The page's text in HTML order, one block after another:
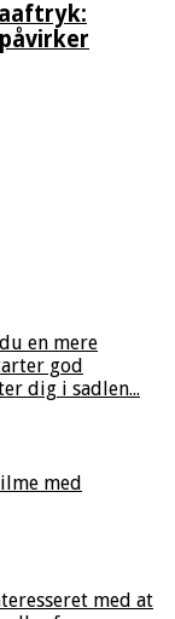
en mere
god
dig i sadlen...
med
med at